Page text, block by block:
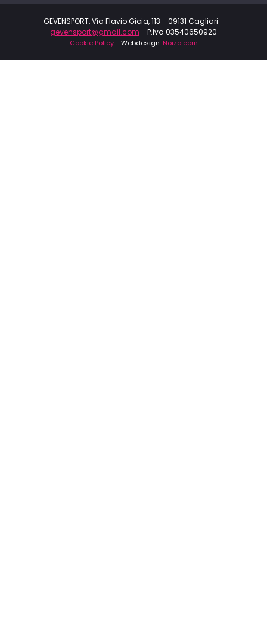
GEVENSPORT, Via Flavio Gioia, 113 - 09131 Cagliari -
gevensport@gmail.com - P.Iva 03540650920
Cookie Policy- Webdesign: Noiza.com